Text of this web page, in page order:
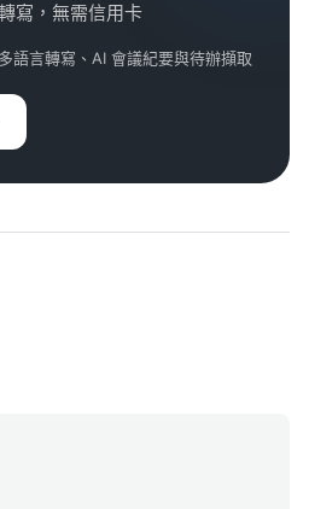
寫，無需信用卡
語言轉寫、AI 會議紀要與待辦擷取